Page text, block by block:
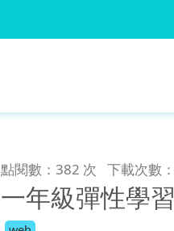
點閱數：382 次 下載次數
一年級彈性學